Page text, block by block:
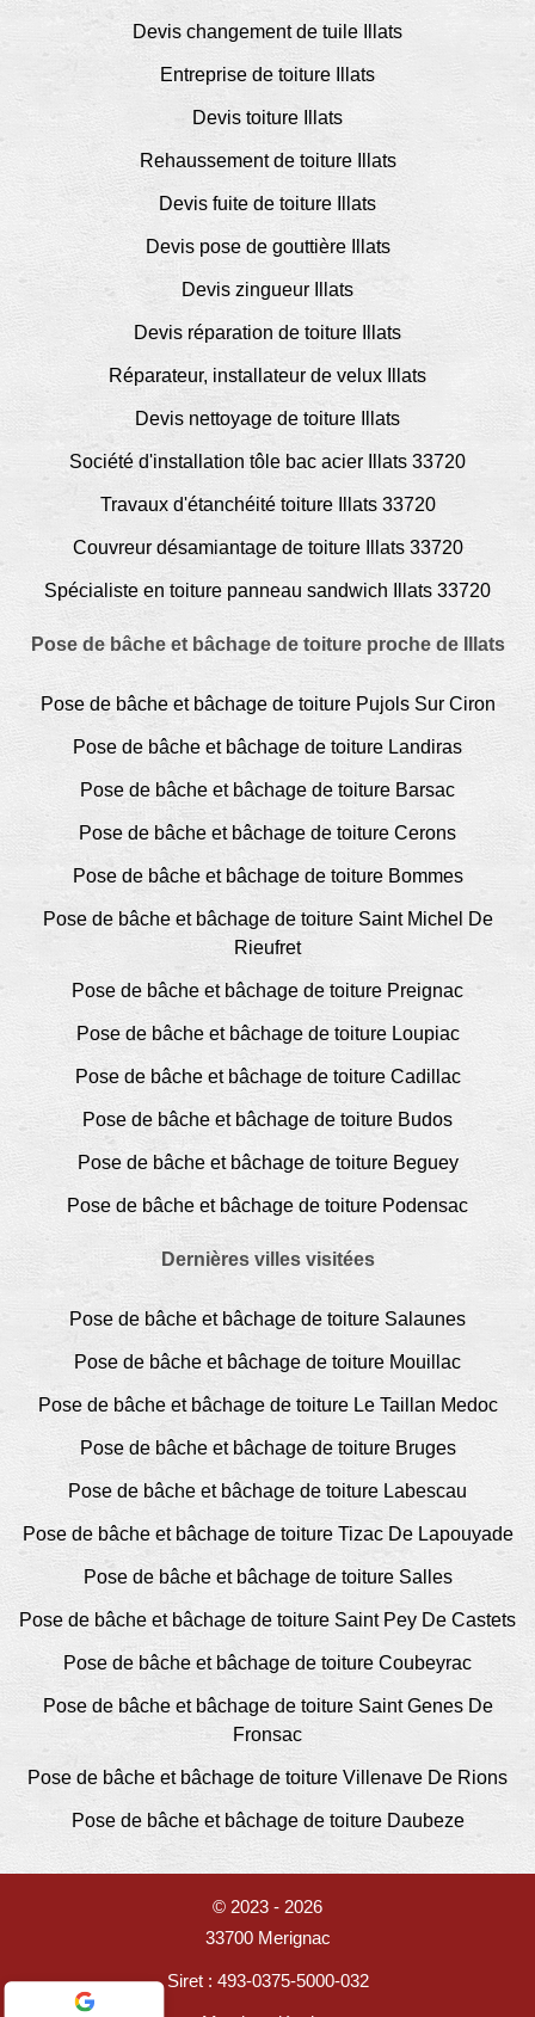
Devis changement de tuile Illats
Entreprise de toiture Illats
Devis toiture Illats
Rehaussement de toiture Illats
Devis fuite de toiture Illats
Devis pose de gouttière Illats
Devis zingueur Illats
Devis réparation de toiture Illats
Réparateur, installateur de velux Illats
Devis nettoyage de toiture Illats
Société d'installation tôle bac acier Illats 33720
Travaux d'étanchéité toiture Illats 33720
Couvreur désamiantage de toiture Illats 33720
Spécialiste en toiture panneau sandwich Illats 33720
Pose de bâche et bâchage de toiture proche de Illats
Pose de bâche et bâchage de toiture Pujols Sur Ciron
Pose de bâche et bâchage de toiture Landiras
Pose de bâche et bâchage de toiture Barsac
Pose de bâche et bâchage de toiture Cerons
Pose de bâche et bâchage de toiture Bommes
Pose de bâche et bâchage de toiture Saint Michel De
Rieufret
Pose de bâche et bâchage de toiture Preignac
Pose de bâche et bâchage de toiture Loupiac
Pose de bâche et bâchage de toiture Cadillac
Pose de bâche et bâchage de toiture Budos
Pose de bâche et bâchage de toiture Beguey
Pose de bâche et bâchage de toiture Podensac
Dernières villes visitées
Pose de bâche et bâchage de toiture Salaunes
Pose de bâche et bâchage de toiture Mouillac
Pose de bâche et bâchage de toiture Le Taillan Medoc
Pose de bâche et bâchage de toiture Bruges
Pose de bâche et bâchage de toiture Labescau
Pose de bâche et bâchage de toiture Tizac De Lapouyade
Pose de bâche et bâchage de toiture Salles
Pose de bâche et bâchage de toiture Saint Pey De Castets
Pose de bâche et bâchage de toiture Coubeyrac
Pose de bâche et bâchage de toiture Saint Genes De
Fronsac
Pose de bâche et bâchage de toiture Villenave De Rions
Pose de bâche et bâchage de toiture Daubeze
© 2023 - 2026
33700 Merignac
Siret : 493-0375-5000-032